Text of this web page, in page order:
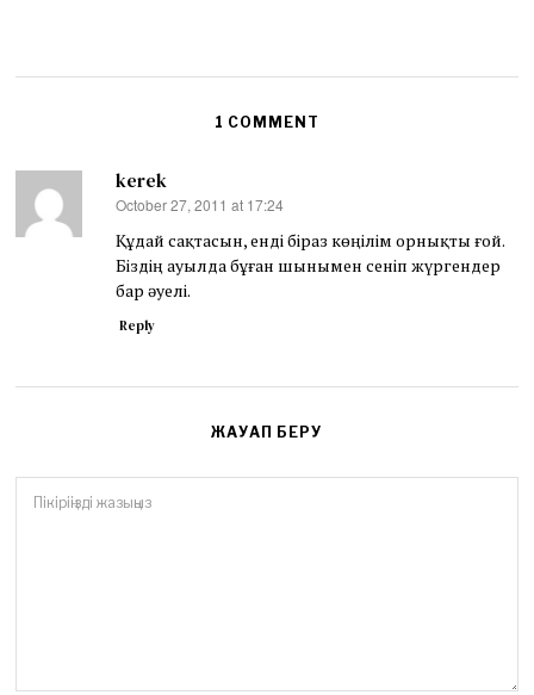
1 COMMENT
kerek
says:
October 27, 2011 at 17:24
Құдай сақтасын, енді біраз көңілім орнықты ғой.
Біздің ауылда бұған шынымен сеніп жүргендер
бар әуелі.
Reply
ЖАУАП БЕРУ